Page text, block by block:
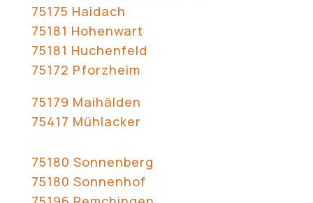
75175 Haidach
75181 Hohenwart
75181 Huchenfeld
75172 Pforzheim
75179 Maihälden
75417 Mühlacker
75180 Sonnenberg
75180 Sonnenhof